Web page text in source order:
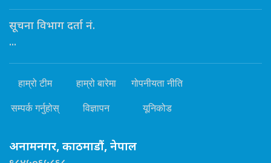
सूचना विभाग दर्ता नं.
...
हाम्रो टीम हाम्रो बारेमा गोपनीयता नीति
सम्पर्क गर्नुहोस् विज्ञापन यूनिकोड
अनामनगर, काठमाडौं, नेपाल